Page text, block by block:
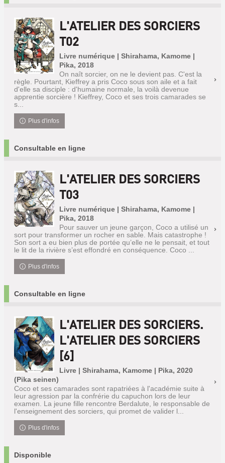
L'ATELIER DES SORCIERS
T02
Livre numérique | Shirahama, Kamome |
Pika, 2018
On naît sorcier, on ne le devient pas. C'est la
règle. Pourtant, Kieffrey a pris Coco sous son aile et a fait
d'elle sa disciple : d'humaine normale, la voilà devenue
apprentie sorcière ! Kieffrey, Coco et ses trois camarades se
s...
Plus d'infos
Consultable en ligne
L'ATELIER DES SORCIERS
T03
Livre numérique | Shirahama, Kamome |
Pika, 2018
Pour sauver un jeune garçon, Coco a utilisé un
sort pour transformer un rocher en sable. Mais catastrophe !
Son sort a eu bien plus de portée qu’elle ne le pensait, et tout
le lit de la rivière s’est effondré en conséquence. Coco ...
Plus d'infos
Consultable en ligne
L'ATELIER DES SORCIERS.
L'ATELIER DES SORCIERS
[6]
Livre | Shirahama, Kamome | Pika, 2020
(Pika seinen)
Coco et ses camarades sont rapatriées à l'académie suite à
leur agression par la confrérie du capuchon lors de leur
examen. La jeune fille rencontre Berdalute, le responsable de
l'enseignement des sorciers, qui promet de valider l...
Plus d'infos
Disponible